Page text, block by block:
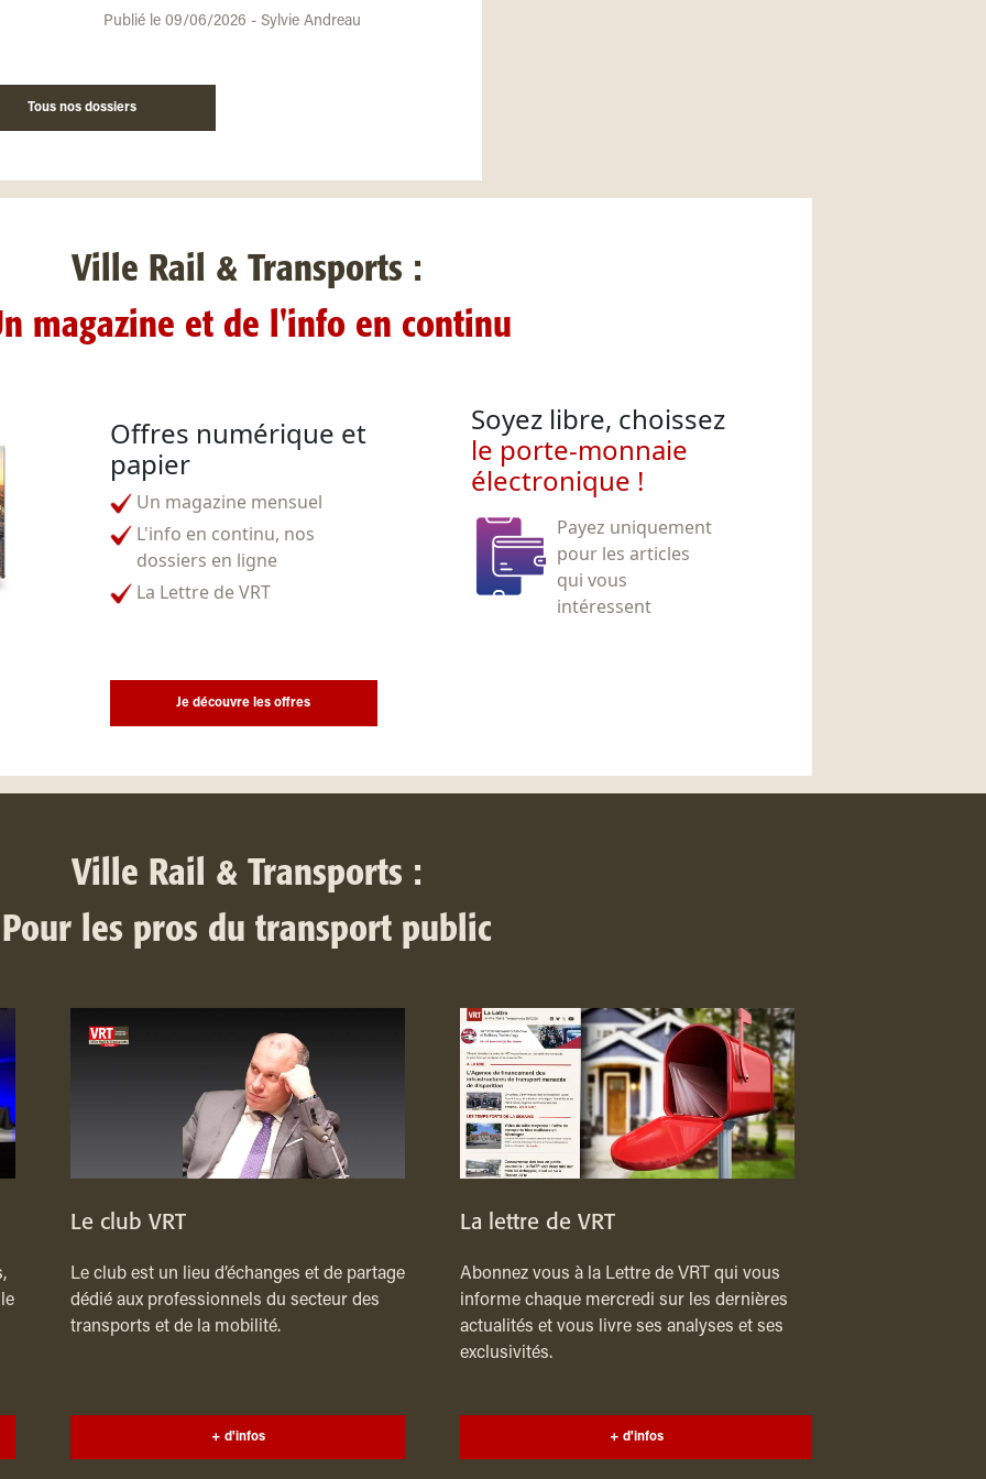
Publié le 09/06/2026 - Sylvie Andreau
Tous nos dossiers
Ville Rail & Transports :
magazine et de l'info en continu
Offres numérique et
papier
Un magazine mensuel
L'info en continu, nos
dossiers en ligne
La Lettre de VRT
Soyez libre, choissez
le porte-monnaie
électronique !
Payez uniquement
pour les articles
qui vous
intéressent
Je découvre les offres
Ville Rail & Transports :
Pour les pros du transport public
Le club VRT
Le club est un lieu d’échanges et de partage
dédié aux professionnels du secteur des
transports et de la mobilité.
+ d'infos
La lettre de VRT
Abonnez vous à la Lettre de VRT qui vous
informe chaque mercredi sur les dernières
actualités et vous livre ses analyses et ses
exclusivités.
+ d'infos